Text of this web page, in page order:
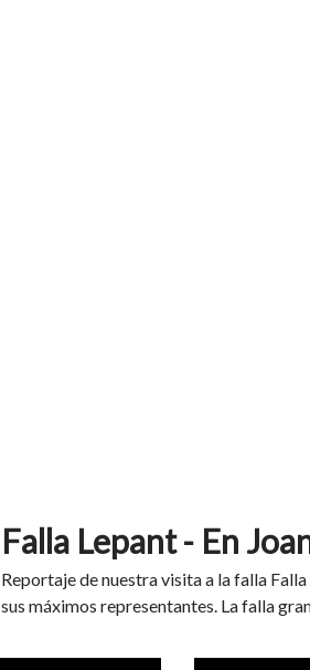
Falla Lepant - En
Reportaje de nuestra visita a la falla
sus máximos representantes. La falla